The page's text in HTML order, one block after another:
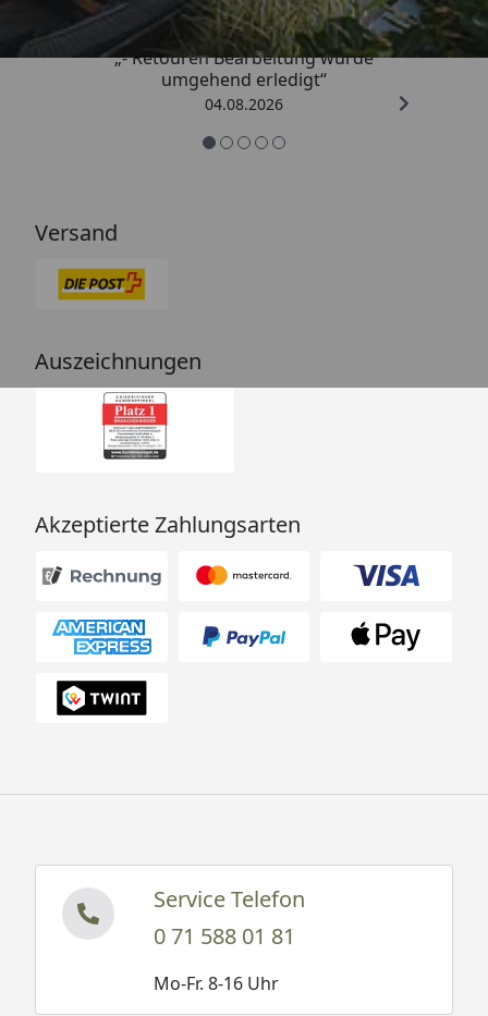
„- Retouren Bearbeitung wurde
umgehend erledigt“
04.08.2026
Versand
Auszeichnungen
Akzeptierte Zahlungsarten
Service Telefon
0 71 588 01 81
Mo-Fr. 8-16 Uhr